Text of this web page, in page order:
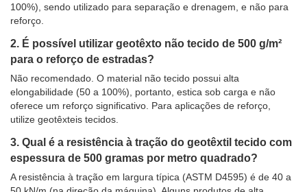
100%), sendo utilizado para separação e drenagem, e não para
reforço.
2. É possível utilizar geotêxto não tecido de 500 g/m²
para o reforço de estradas?
Não recomendado. O material não tecido possui alta
elongabilidade (50 a 100%), portanto, estica sob carga e não
oferece um reforço significativo. Para aplicações de reforço,
utilize geotêxteis tecidos.
3. Qual é a resistência à tração do geotêxtil tecido com
espessura de 500 gramas por metro quadrado?
A resistência à tração em largura típica (ASTM D4595) é de 40 a